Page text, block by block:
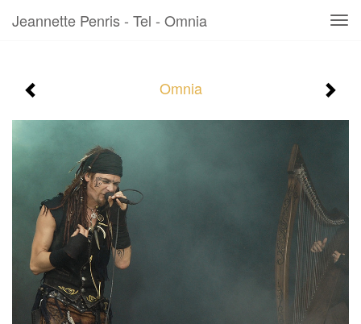
Jeannette Penris - Tel - Omnia
Omnia